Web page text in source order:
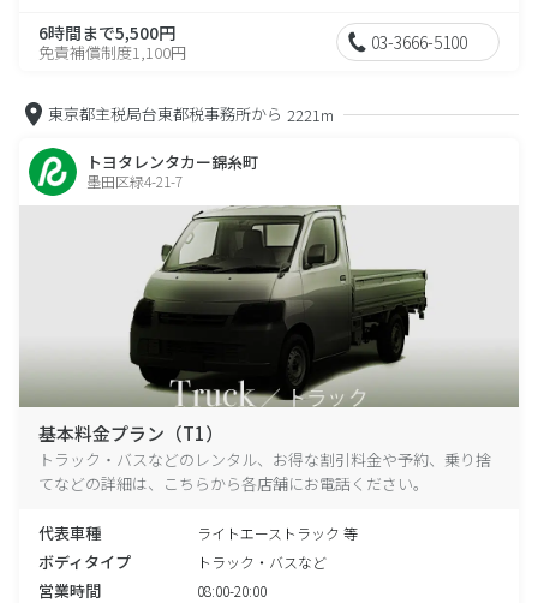
6時間まで5,500円
免責補償制度1,100円 03-3666-5100
東京都主税局台東都税事務所から 2221m
トヨタレンタカー錦糸町
墨田区緑4-21-7
基本料金プラン（T1）
トラック・バスなどのレンタル、お得な割引料金や予約、乗り捨
てなどの詳細は、こちらから各店舗にお電話ください。
代表車種 ライトエーストラック 等
ボディタイプ トラック・バスなど
営業時間 08:00-20:00